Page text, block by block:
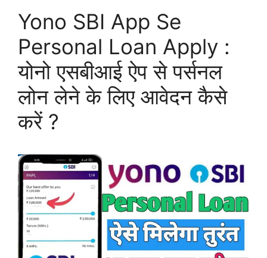
Yono SBI App Se
Personal Loan Apply :
योनो एसबीआई ऐप से पर्सनल
लोन लेने के लिए आवेदन कैसे
करें ?